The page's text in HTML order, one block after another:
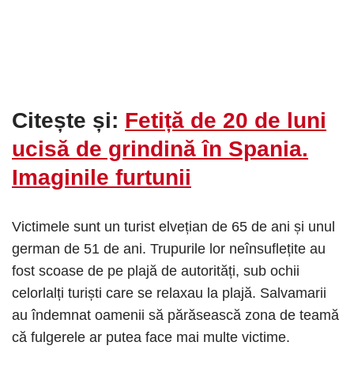
Citește și: Fetiță de 20 de luni
ucisă de grindină în Spania.
Imaginile furtunii
Victimele sunt un turist elvețian de 65 de ani și unul
german de 51 de ani. Trupurile lor neînsuflețite au
fost scoase de pe plajă de autorități, sub ochii
celorlalți turiști care se relaxau la plajă. Salvamarii
au îndemnat oamenii să părăsească zona de teamă
că fulgerele ar putea face mai multe victime.